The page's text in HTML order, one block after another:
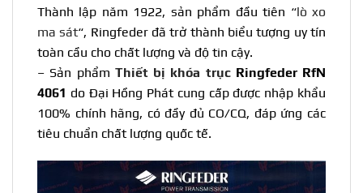
Thành lập năm 1922, sản phẩm đầu tiên “lò xo
ma sát“, Ringfeder đã trở thành biểu tượng uy tín
toàn cầu cho chất lượng và độ tin cậy.
– Sản phẩm Thiết bị khóa trụcRingfeder RfN
4061 do Đại Hồng Phát cung cấp được nhập khẩu
100% chính hãng, có đầy đủ CO/CQ, đáp ứng các
tiêu chuẩn chất lượng quốc tế.